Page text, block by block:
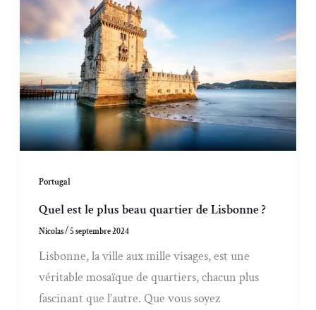
Portugal
Quel est le plus beau quartier de Lisbonne ?
Nicolas/5 septembre 2024
Lisbonne, la ville aux mille visages, est une
véritable mosaïque de quartiers, chacun plus
fascinant que l’autre. Que vous soyez